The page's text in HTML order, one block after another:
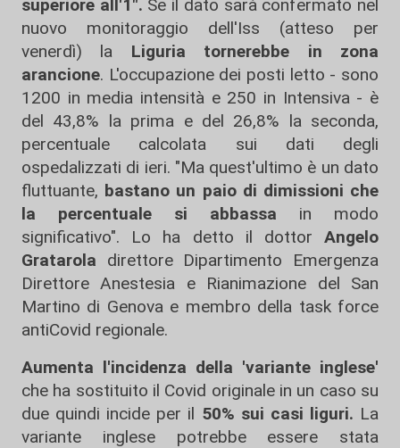
superiore all'1". Se il dato sarà confermato nel
nuovo monitoraggio dell'Iss (atteso per
venerdì) la Liguria tornerebbe in zona
arancione. L'occupazione dei posti letto - sono
1200 in media intensità e 250 in Intensiva - è
del 43,8% la prima e del 26,8% la seconda,
percentuale calcolata sui dati degli
ospedalizzati di ieri. "Ma quest'ultimo è un dato
fluttuante, bastano un paio di dimissioni che
la percentuale si abbassa in modo
significativo". Lo ha detto il dottor Angelo
Gratarola direttore Dipartimento Emergenza
Direttore Anestesia e Rianimazione del San
Martino di Genova e membro della task force
antiCovid regionale.
Aumenta l'incidenza della 'variante inglese'
che ha sostituito il Covid originale in un caso su
due quindi incide per il 50% sui casi liguri. La
variante inglese potrebbe essere stata